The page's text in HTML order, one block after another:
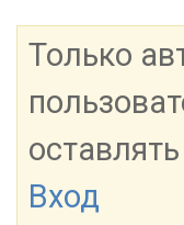
Только
Вход